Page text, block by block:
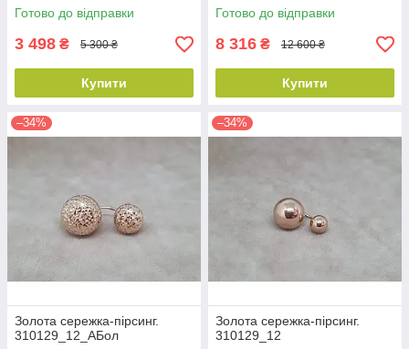
Готово до відправки
3 498 ₴ 5 300 ₴
Купити
Готово до відправки
8 316 ₴ 12 600 ₴
Купити
–34%
Золота сережка-пірсинг.
310129_12_АБол
–34%
Золота сережка-пірсинг.
310129_12